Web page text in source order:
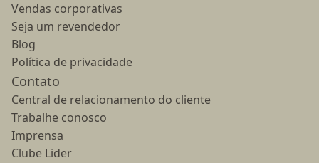
Vendas corporativas
Seja um revendedor
Blog
Política de privacidade
Contato
Central de relacionamento do cliente
Trabalhe conosco
Imprensa
Clube Lider